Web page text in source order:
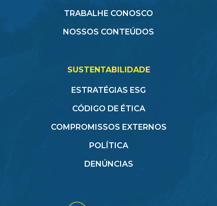
TRABALHE CONOSCO
NOSSOS CONTEÚDOS
SUSTENTABILIDADE
ESTRATÉGIAS ESG
CÓDIGO DE ÉTICA
COMPROMISSOS EXTERNOS
POLÍTICA
DENÚNCIAS